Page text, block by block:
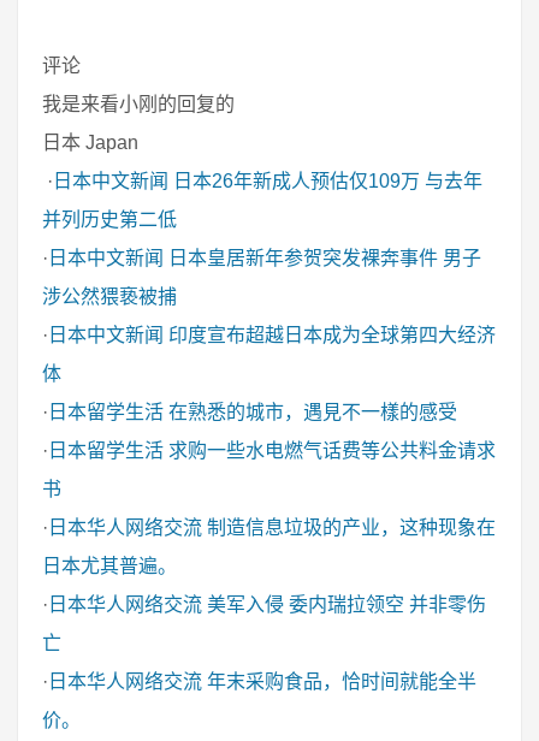
评论
我是来看小刚的回复的
日本 Japan
· 日本中文新闻
日本26年新成人预估仅109万 与去年
并列历史第二低
· 日本中文新闻
日本皇居新年参贺突发裸奔事件 男子
涉公然猥亵被捕
· 日本中文新闻 印度宣布超越日本成为全球第四大经济
体
· 日本留学生活 在熟悉的城市，遇見不一樣的感受
· 日本留学生活 求购一些水电燃气话费等公共料金请求
书
· 日本华人网络交流 制造信息垃圾的产业，这种现象在
日本尤其普遍。
· 日本华人网络交流 美军入侵 委内瑞拉领空 并非零伤
亡
· 日本华人网络交流 年末采购食品，恰时间就能全半
价。